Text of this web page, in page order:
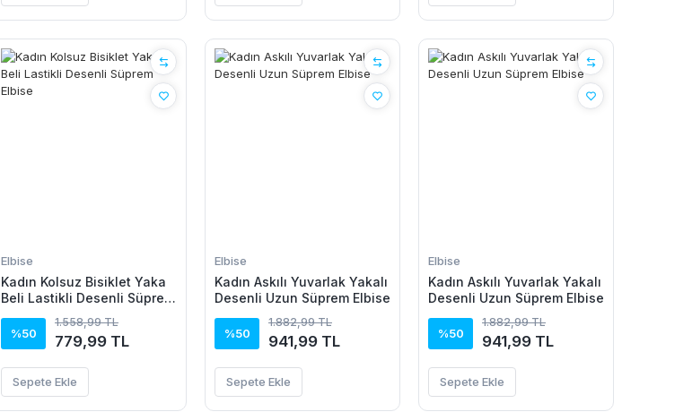
Elbise
Kadın Kolsuz Bisiklet Yaka
Beli Lastikli Desenli Süprem
%50
1.558,99 TL
779,99 TL
Sepete Ekle
Elbise
Kadın Askılı Yuvarlak Yakalı
Desenli Uzun Süprem Elbise
%50
1.882,99 TL
941,99 TL
Sepete Ekle
Elbise
Kadın Askılı Yuvarlak Yakalı
Desenli Uzun Süprem Elbise
%50
1.882,99 TL
941,99 TL
Sepete Ekle